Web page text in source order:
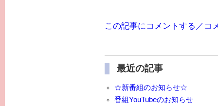
この記事にコメントする／コ
最近の記事
☆新番組のお知らせ☆
番組YouTubeのお知らせ